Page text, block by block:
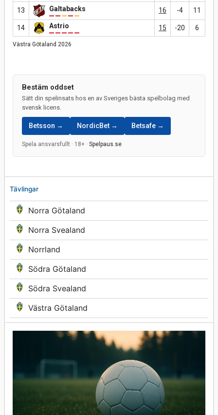
Tävlingar
Norra Götaland
Norra Svealand
Norrland
Södra Götaland
Södra Svealand
Västra Götaland
13 Galtabacks 16 -4 11
14 Astrio 15 -20 6
Västra Götaland 2026
Bestäm oddset
Sätt din spelinsats hos en av Sveriges bästa spelbolag med
svensk licens.
Betsson → NordicBet → Betsafe →
Spela ansvarsfullt · 18+ · Spelpaus.se